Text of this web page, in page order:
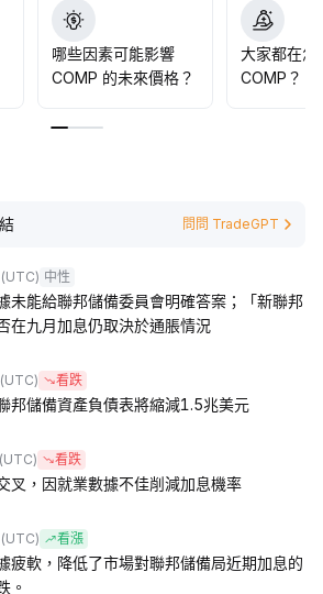
哪些因素可能影響
COMP 的未來價格？
大家都在怎
COMP？
問問 TradeGPT
(UTC) 中性
未能給聯邦儲備委員會明確答案；「新聯邦
在九月加息仍取決於通脹情況
(UTC) 看跌
邦儲備資產負債表將縮減1.5兆美元
(UTC) 看跌
叉，因就業數據不佳削減加息機率
(UTC) 看漲
疲軟，降低了市場對聯邦儲備局近期加息的
。